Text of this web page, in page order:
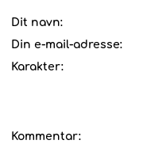
Dit navn:
Din e-mail-adresse:
Karakter:
Kommentar: